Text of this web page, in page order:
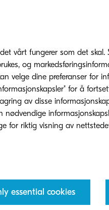
mennesker
30 sider per minutt
Tid til første kopi:
Standard
til 160 GB
vårt fungerer som det skal.
og
velge dine preferanser for
for å
av disse
essential cookies